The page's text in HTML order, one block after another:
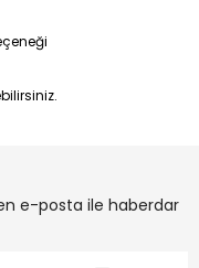
e-posta ile haberdar